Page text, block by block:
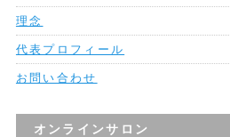
理念
代表プロフィール
お問い合わせ
オンラインサロン